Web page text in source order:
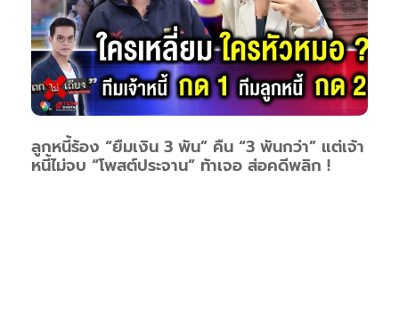
ลูกหนี้ร้อง “ยืมเงิน 3 พัน” คืน “3 พันกว่า” แต่เจ้า
หนี้ไม่จบ “โพสต์ประจาน” ท้าเจอ ส่อคดีพลิก !